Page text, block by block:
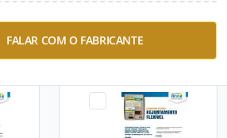
FALAR COM O FABRICANTE
Argamassa Brasil